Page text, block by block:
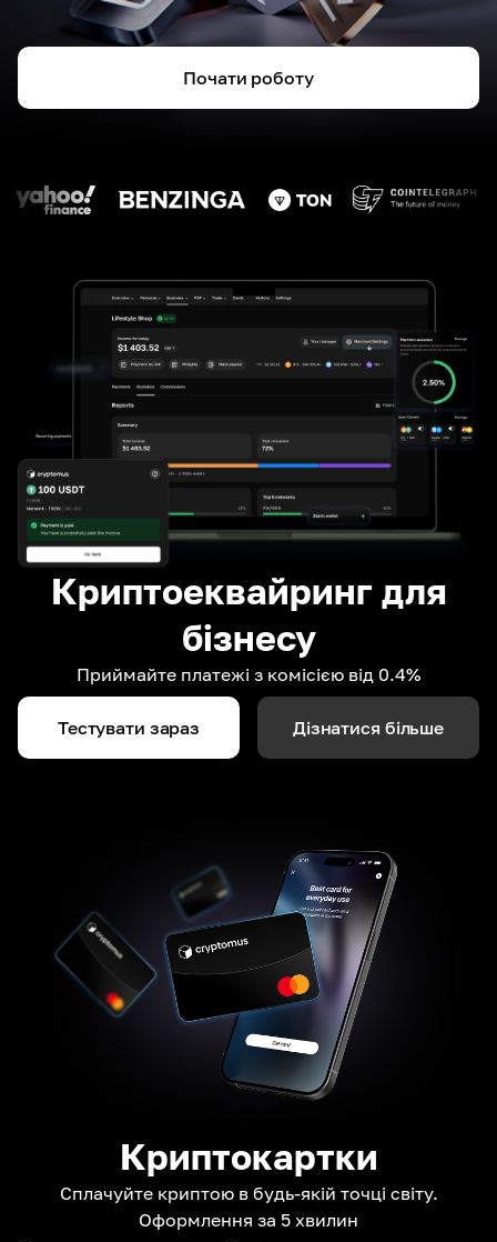
Почати роботу
Криптоеквайринг для
бізнесу
Приймайте платежі з комісією від 0.4%
Тестувати зараз Дізнатися більше
Криптокартки
Сплачуйте криптою в будь-якій точці світу.
Оформлення за 5 хвилин